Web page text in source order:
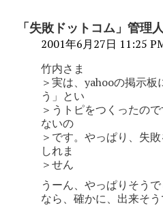
「失敗ドットコム」管理人
2001年6月27日 11:25
竹内さま
＞実は、yahooの掲示
う」とい
＞うトピをつくったの
ないの
＞です。やっぱり、失
しれま
＞せん
うーん、やっぱりそう
なら、確かに、出来そう